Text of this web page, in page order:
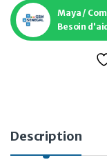
Maya /
Besoin
Description